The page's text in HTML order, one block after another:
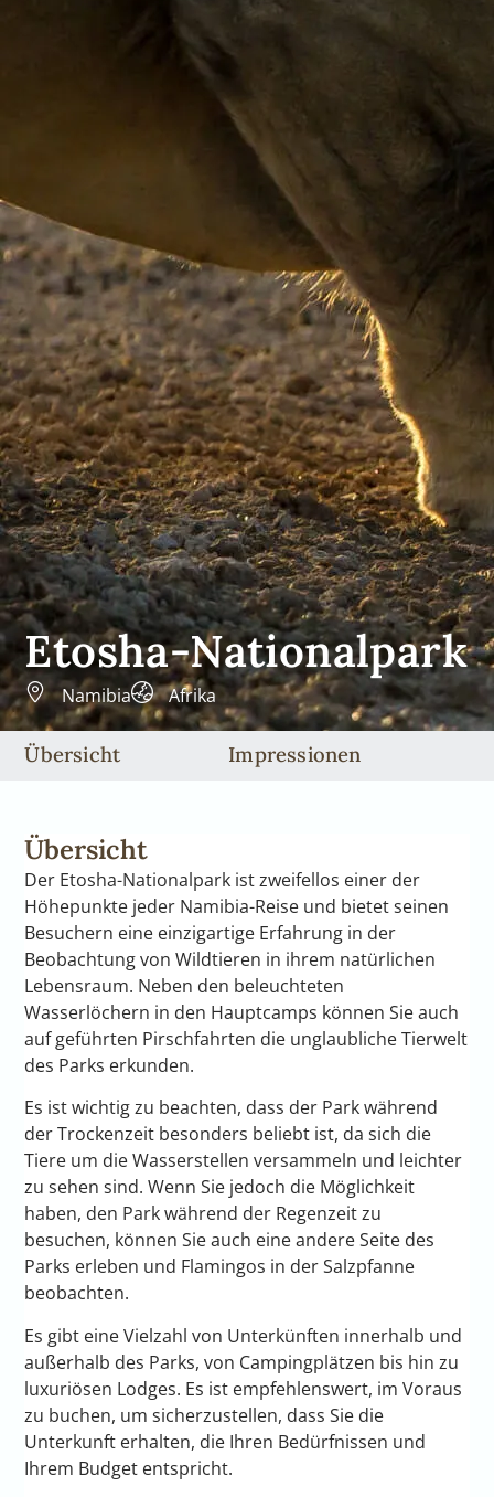
Etosha-Nationalpark
Namibia Afrika
Übersicht Impressionen
Übersicht
Der Etosha-Nationalpark ist zweifellos einer der
Höhepunkte jeder Namibia-Reise und bietet seinen
Besuchern eine einzigartige Erfahrung in der
Beobachtung von Wildtieren in ihrem natürlichen
Lebensraum. Neben den beleuchteten
Wasserlöchern in den Hauptcamps können Sie auch
auf geführten Pirschfahrten die unglaubliche Tierwelt
des Parks erkunden.
Es ist wichtig zu beachten, dass der Park während
der Trockenzeit besonders beliebt ist, da sich die
Tiere um die Wasserstellen versammeln und leichter
zu sehen sind. Wenn Sie jedoch die Möglichkeit
haben, den Park während der Regenzeit zu
besuchen, können Sie auch eine andere Seite des
Parks erleben und Flamingos in der Salzpfanne
beobachten.
Es gibt eine Vielzahl von Unterkünften innerhalb und
außerhalb des Parks, von Campingplätzen bis hin zu
luxuriösen Lodges. Es ist empfehlenswert, im Voraus
zu buchen, um sicherzustellen, dass Sie die
Unterkunft erhalten, die Ihren Bedürfnissen und
Ihrem Budget entspricht.